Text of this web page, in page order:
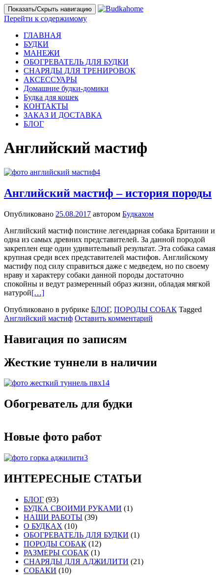
Показать/Скрыть навигацию
Перейти к содержимому
ГЛАВНАЯ
БУДКИ
МАНЕЖИ
ОБОГРЕВАТЕЛЬ ДЛЯ БУДКИ
СНАРЯДЫ ДЛЯ ТРЕНИРОВОК
АКСЕССУАРЫ
Домашние будки-домики
Будка для кошек
КОНТАКТЫ
ЗАКАЗ И ДОСТАВКА
БЛОГ
Английский мастиф
Английский мастиф – история породы
Опубликовано 25.08.2017 автором Будкахом
Английский мастиф поистине легендарная собака Британии и
одна из самых древних представителей. За данной породой
закреплен еще один удивительный результат. Эта собака самая
крупная среди всех представителей мастифов. Английскому
мастифу под силу справиться даже с медведем, но по своему
нраву и характеру собаки данной породы достаточно
спокойны и ведут размеренный образ жизни, обладая мягкой
натурой[…]
Опубликовано в рубрике БЛОГ, ПОРОДЫ СОБАК Tagged
Английский мастиф Оставить комментарий
Навигация по записям
Жесткие туннели в наличии
Обогреватель для будки
Новые фото работ
ИНТЕРЕСНЫЕ СТАТЬИ
БЛОГ (93)
БУДКА СВОИМИ РУКАМИ (1)
НАШИ РАБОТЫ (39)
О БУДКАХ (10)
ОБОГРЕВАТЕЛЬ ДЛЯ БУДКИ (1)
ПОРОДЫ СОБАК (12)
РАЗМЕРЫ СОБАК (1)
СНАРЯДЫ ДЛЯ АДЖИЛИТИ (21)
СОБАКИ (10)